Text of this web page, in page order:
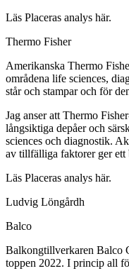
Läs Placeras analys här.
Thermo Fisher
Amerikanska Thermo
områdena life sciences,
står och stampar och för
Jag anser att Thermo
långsiktiga depåer och
sciences och diagnostik.
av tillfälliga faktorer ger
Läs Placeras analys här.
Ludvig Löngårdh
Balco
Balkongtillverkaren Balco
toppen 2022. I princip all